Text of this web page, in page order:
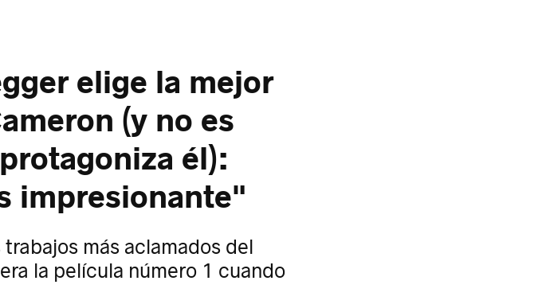
elige la mejor
(y no es
él):
impresionante"
más aclamados del
la película número 1 cuando